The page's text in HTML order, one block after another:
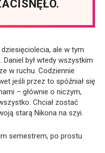
ale w tym
był wtedy wszystkim
w ruchu. Codziennie
jeśli przez to spóźniał się
– głównie o niczym,
Chciał zostać
starą Nikona na szyi.
semestrem, po prostu